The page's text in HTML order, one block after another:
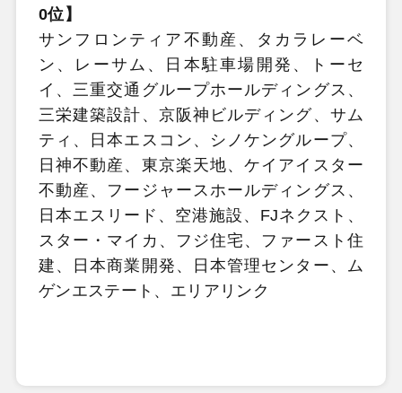
0位】
サンフロンティア不動産、タカラレーベ
ン、レーサム、日本駐車場開発、トーセ
イ、三重交通グループホールディングス、
三栄建築設計、京阪神ビルディング、サム
ティ、日本エスコン、シノケングループ、
日神不動産、東京楽天地、ケイアイスター
不動産、フージャースホールディングス、
日本エスリード、空港施設、FJネクスト、
スター・マイカ、フジ住宅、ファースト住
建、日本商業開発、日本管理センター、ム
ゲンエステート、エリアリンク